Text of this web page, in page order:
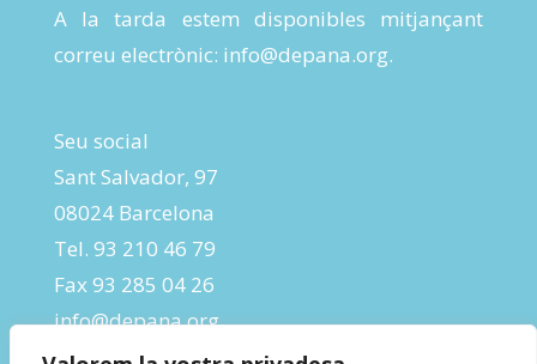
A la tarda estem disponibles mitjançant
correu electrònic: info@depana.org.
Seu social
Sant Salvador, 97
08024 Barcelona
Tel. 93 210 46 79
Fax 93 285 04 26
info@depana.org